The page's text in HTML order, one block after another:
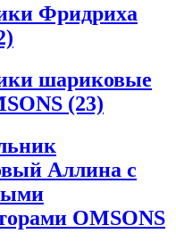
Фридриха
шариковые
(23)
Аллина с
OMSONS